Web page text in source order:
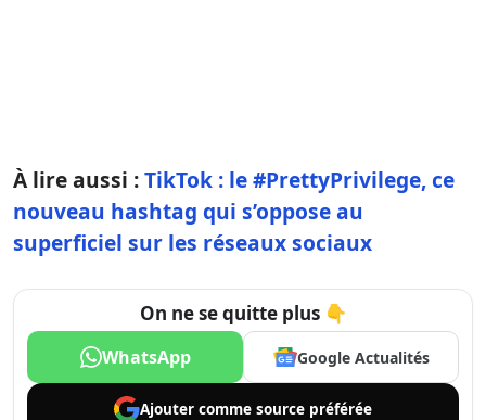
À lire aussi :TikTok : le #PrettyPrivilege, ce
nouveau hashtag qui s’oppose au
superficiel sur les réseaux sociaux
On ne se quitte plus 👇
WhatsApp Google Actualités
Ajouter comme source préférée